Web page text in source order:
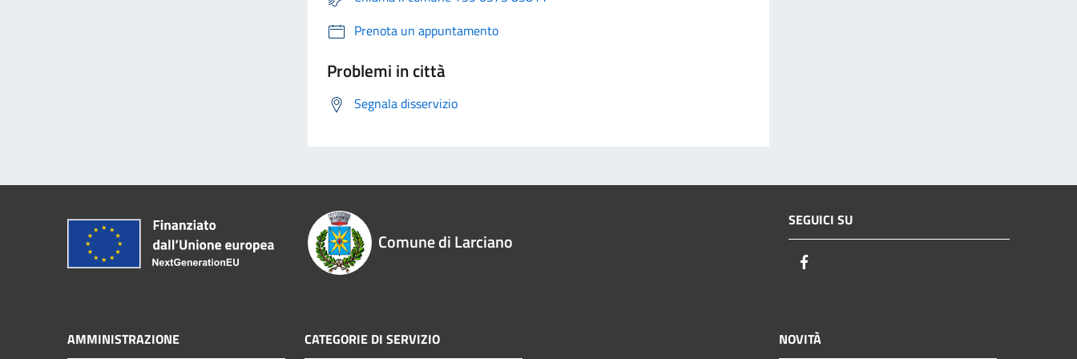
Prenota un appuntamento
Problemi in città
Segnala disservizio
Comune di Larciano
SEGUICI SU
AMMINISTRAZIONE CATEGORIE DI SERVIZIO NOVITÀ